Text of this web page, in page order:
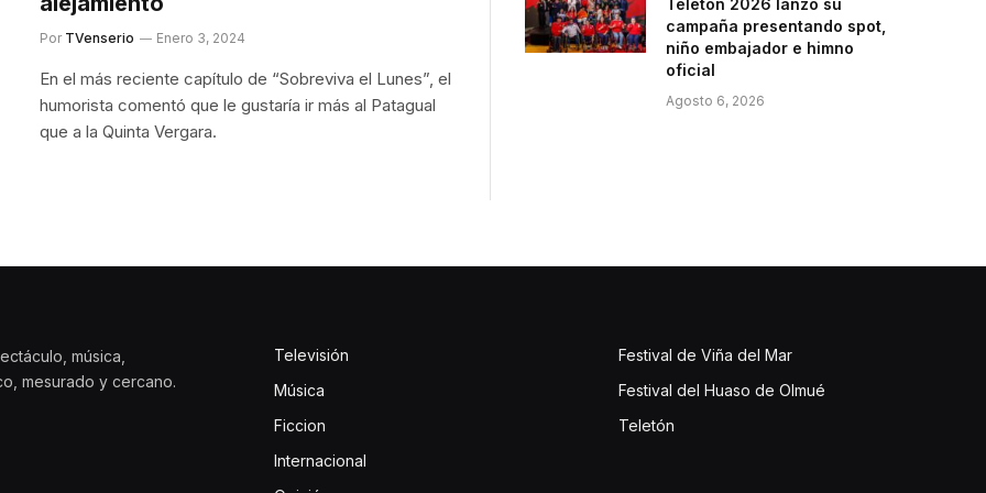
Por TVenserio Enero 3, 2024
En el más reciente capítulo de “Sobreviva el Lunes”, el
humorista comentó que le gustaría ir más al Patagual
que a la Quinta Vergara.
Teletón 2026 lanzó su
campaña presentando spot,
niño embajador e himno
oficial
Agosto 6, 2026
música,
mesurado y cercano.
Televisión
Música
Ficcion
Internacional
Festival de Viña del Mar
Festival del Huaso de Olmué
Teletón